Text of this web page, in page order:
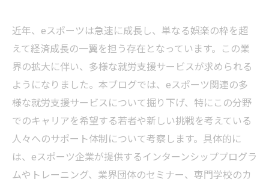
近年、eスポーツは急速に成長し、単なる娯楽の枠を超
えて経済成長の一翼を担う存在となっています。この業
界の拡大に伴い、多様な就労支援サービスが求められる
ようになりました。本ブログでは、eスポーツ関連の多
様な就労支援サービスについて掘り下げ、特にこの分野
でのキャリアを希望する若者や新しい挑戦を考えている
人々へのサポート体制について考察します。具体的に
は、eスポーツ企業が提供するインターンシッププログラ
ムやトレーニング、業界団体のセミナー、専門学校のカ